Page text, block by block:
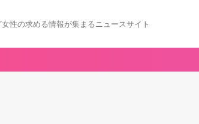
性の求める情報が集まるニュースサイト